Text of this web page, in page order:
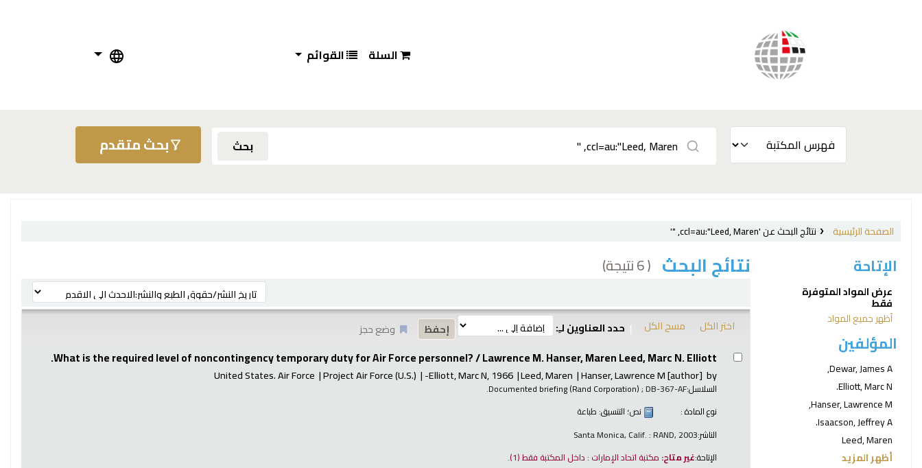
السلة القوائم
بحث بحث متقدم
الصفحة الرئيسية نتائج البحث عن 'ccl=au:"Leed, Maren, "'
الإتاحة
عرض المواد المتوفرة
فقط
أظهر جميع المواد
المؤلفين
Dewar, James A,
Elliott, Marc N.
Hanser, Lawrence M,
Isaacson, Jeffrey A.
Leed, Maren
أظهر المزيد
نتائج البحث ( 6 نتيجة)
ترتيب بواسطة:
اختر الكل مسح الكل حدد العناوين لـِ: وضع حجز
نتائج What is the required level of noncontingency temporary duty for Air Force personnel? /Lawrence M. Hanser, Maren Leed, Marc N. Elliott.
by
Hanser, Lawrence M[author]
Leed, Maren
Elliott, Marc N, 1966-
Project Air Force (U.S.)
United States. Air Force
السلاسل: Documented briefing (Rand Corporation); DB-367-AF.
نوع المادة :
نص؛ التنسيق: طباعة
الناشر:Santa Monica, Calif. : RAND, 2003
الإتاحة:غير متاح: مكتبة اتحاد الإمارات : داخل المكتبة فقط(1).